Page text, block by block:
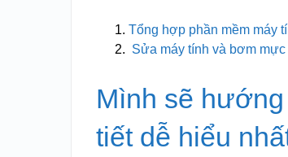
Tổng hợp phần mềm máy
Sửa máy tính và bơm
Mình sẽ
tiết dễ hiểu